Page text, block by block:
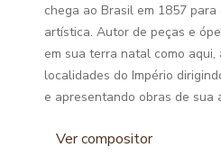
chega ao Brasil em 1857
artística. Autor de peças e
em sua terra natal como aqui,
localidades do Império
e apresentando obras de sua
Ver compositor